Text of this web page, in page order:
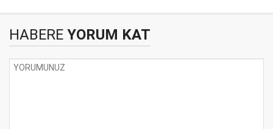
HABERE YORUM KAT